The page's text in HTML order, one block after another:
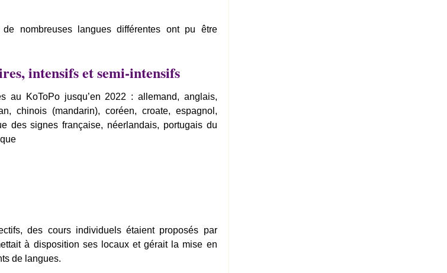
nombreuses langues différentes ont pu être
intensifs et semi-intensifs
au KoToPo jusqu’en 2022 : allemand, anglais,
chinois (mandarin), coréen, croate, espagnol,
des signes française, néerlandais, portugais du
des cours individuels étaient proposés par
à disposition ses locaux et gérait la mise en
de langues.